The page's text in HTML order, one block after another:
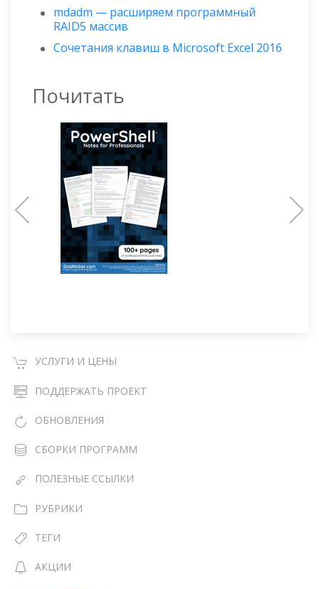
mdadm — расширяем программный
RAID5 массив
Сочетания клавиш в Microsoft Excel 2016
Почитать
УСЛУГИ И ЦЕНЫ
ПОДДЕРЖАТЬ ПРОЕКТ
ОБНОВЛЕНИЯ
СБОРКИ ПРОГРАММ
ПОЛЕЗНЫЕ ССЫЛКИ
РУБРИКИ
ТЕГИ
АКЦИИ